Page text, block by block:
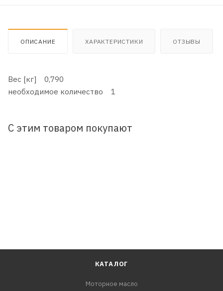
ОПИСАНИЕ ХАРАКТЕРИСТИКИ ОТЗЫВЫ
Вес [кг] 0,790
необходимое количество 1
С этим товаром покупают
КАТАЛОГ
Моторное масло